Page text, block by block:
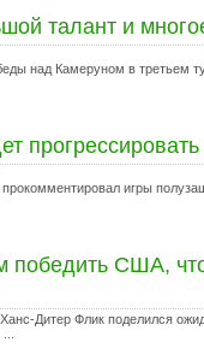
талант и
над Камеруном в третьем
игры
победить США,
Дитер Флик поделился